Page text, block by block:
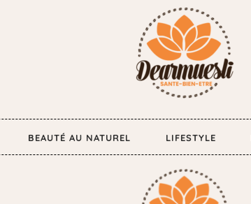
BEAUTÉ AU NATUREL LIFESTYLE